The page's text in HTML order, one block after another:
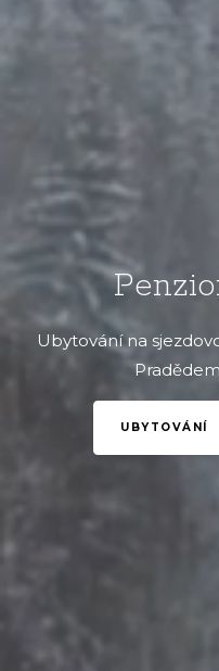
Ubytování na
UBYTOVÁNÍ